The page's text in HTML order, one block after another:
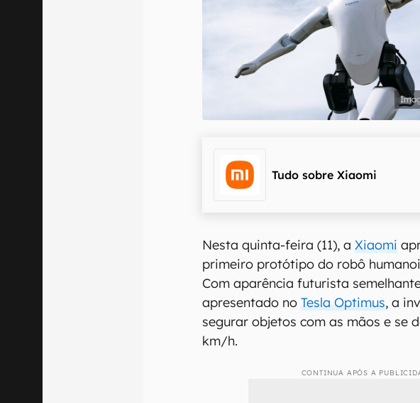
Tudo sobre Xiaomi
Nesta quinta-feira (11), aXiaomi
primeiro protótipo do robô
Com aparência futurista
apresentado noTesla Optimus, a
segurar objetos com as mãos e se
km/h.
CONTINUA APÓS A